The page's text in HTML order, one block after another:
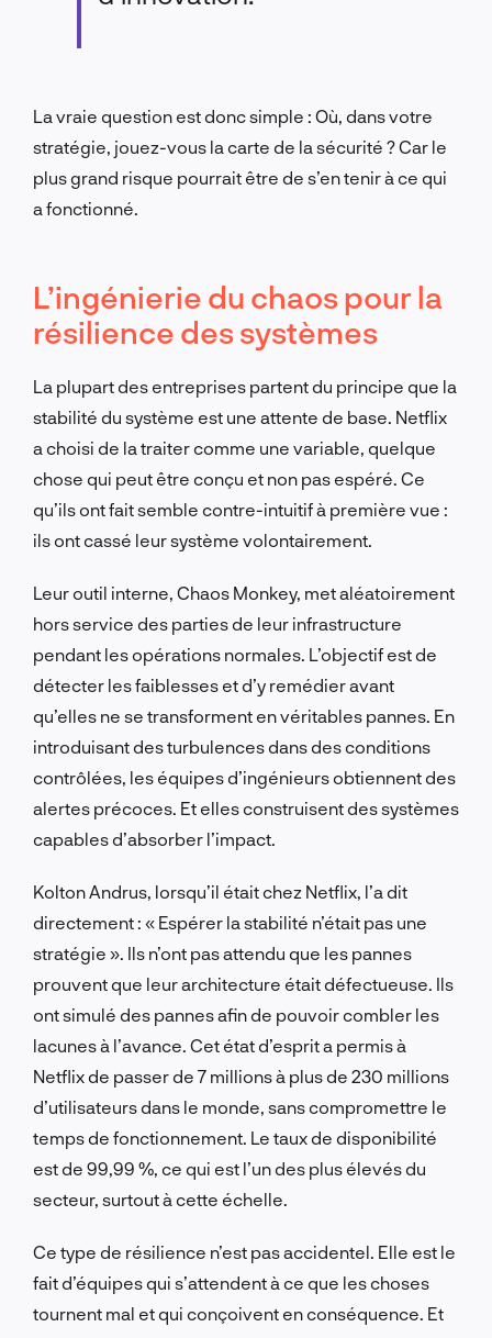
La vraie question est donc simple : Où, dans votre
stratégie, jouez-vous la carte de la sécurité ? Car le
plus grand risque pourrait être de s’en tenir à ce qui
a fonctionné.
L’ingénierie du chaos pour la
résilience des systèmes
La plupart des entreprises partent du principe que la
stabilité du système est une attente de base. Netflix
a choisi de la traiter comme une variable, quelque
chose qui peut être conçu et non pas espéré. Ce
qu’ils ont fait semble contre-intuitif à première vue :
ils ont cassé leur système volontairement.
Leur outil interne, Chaos Monkey, met aléatoirement
hors service des parties de leur infrastructure
pendant les opérations normales. L’objectif est de
détecter les faiblesses et d’y remédier avant
qu’elles ne se transforment en véritables pannes. En
introduisant des turbulences dans des conditions
contrôlées, les équipes d’ingénieurs obtiennent des
alertes précoces. Et elles construisent des systèmes
capables d’absorber l’impact.
Kolton Andrus, lorsqu’il était chez Netflix, l’a dit
directement : « Espérer la stabilité n’était pas une
stratégie ». Ils n’ont pas attendu que les pannes
prouvent que leur architecture était défectueuse. Ils
ont simulé des pannes afin de pouvoir combler les
lacunes à l’avance. Cet état d’esprit a permis à
Netflix de passer de 7 millions à plus de 230 millions
d’utilisateurs dans le monde, sans compromettre le
temps de fonctionnement. Le taux de disponibilité
est de 99,99 %, ce qui est l’un des plus élevés du
secteur, surtout à cette échelle.
Ce type de résilience n’est pas accidentel. Elle est le
fait d’équipes qui s’attendent à ce que les choses
tournent mal et qui conçoivent en conséquence. Et